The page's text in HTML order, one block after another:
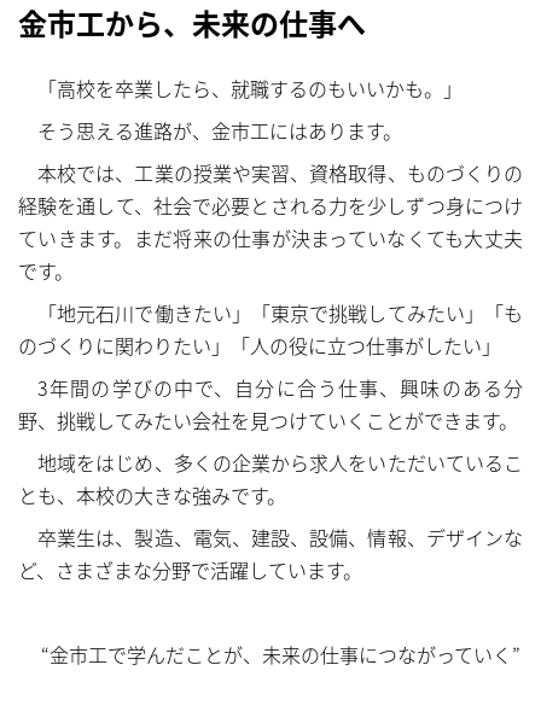
News & Topics
もっと見る……
行事予定
もっと見る……
金市工から、未来の仕事へ
「高校を卒業したら、就職するのもいいかも。」
そう思える進路が、金市工にはあります。
本校では、工業の授業や実習、資格取得、ものづくりの
経験を通して、社会で必要とされる力を少しずつ身につけ
ていきます。まだ将来の仕事が決まっていなくても大丈夫
です。
「地元石川で働きたい」「東京で挑戦してみたい」「も
のづくりに関わりたい」「人の役に立つ仕事がしたい」
3年間の学びの中で、自分に合う仕事、興味のある分
野、挑戦してみたい会社を見つけていくことができます。
地域をはじめ、多くの企業から求人をいただいているこ
とも、本校の大きな強みです。
卒業生は、製造、電気、建設、設備、情報、デザインな
ど、さまざまな分野で活躍しています。
“金市工で学んだことが、未来の仕事につながっていく”